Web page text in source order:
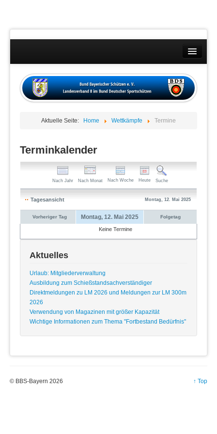
Wettkämpfe
Datenschutzübersicht
Aktuelle Seite: Home Wettkämpfe Termine
Terminkalender
Nach Jahr Nach Monat Nach Woche Heute Suche
Tagesansicht Montag, 12. Mai 2025
Vorheriger Tag Montag, 12. Mai 2025 Folgetag
Keine Termine
Aktuelles
Urlaub: Mitgliederverwaltung
Ausbildung zum Schießstandsachverständiger
Direktmeldungen zu LM 2026 und Meldungen zur LM 300m
2026
Verwendung von Magazinen mit größer Kapazität
Wichtige Informationen zum Thema "Fortbestand Bedürfnis"
↑ Top
© BBS-Bayern 2026